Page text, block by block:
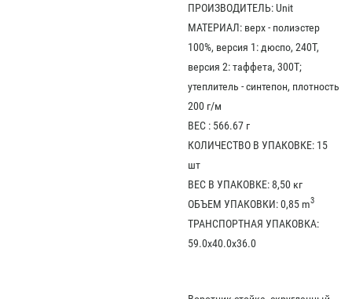
ПРОИЗВОДИТЕЛЬ: Unit
МАТЕРИАЛ: верх - полиэстер
100%, версия 1: дюспо, 240Т,
версия 2: таффета, 300Т;
утеплитель - синтепон, плотность
200 г/м
ВЕС : 566.67 г
КОЛИЧЕСТВО В УПАКОВКЕ: 15
шт
ВЕС В УПАКОВКЕ: 8,50 кг
ОБЪЕМ УПАКОВКИ: 0,85 m3
ТРАНСПОРТНАЯ УПАКОВКА:
59.0x40.0x36.0